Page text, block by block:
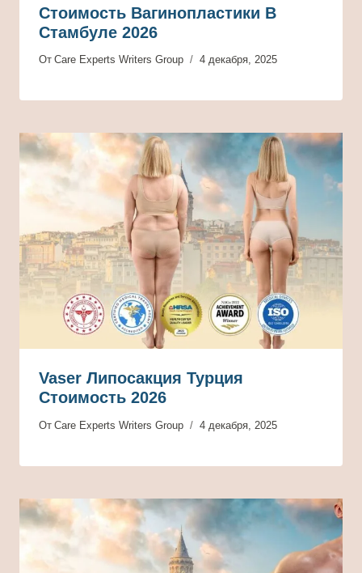
Стоимость Вагинопластики В
Стамбуле 2026
От Care Experts Writers Group 4 декабря, 2025
Vaser Липосакция Турция
Стоимость 2026
От Care Experts Writers Group 4 декабря, 2025